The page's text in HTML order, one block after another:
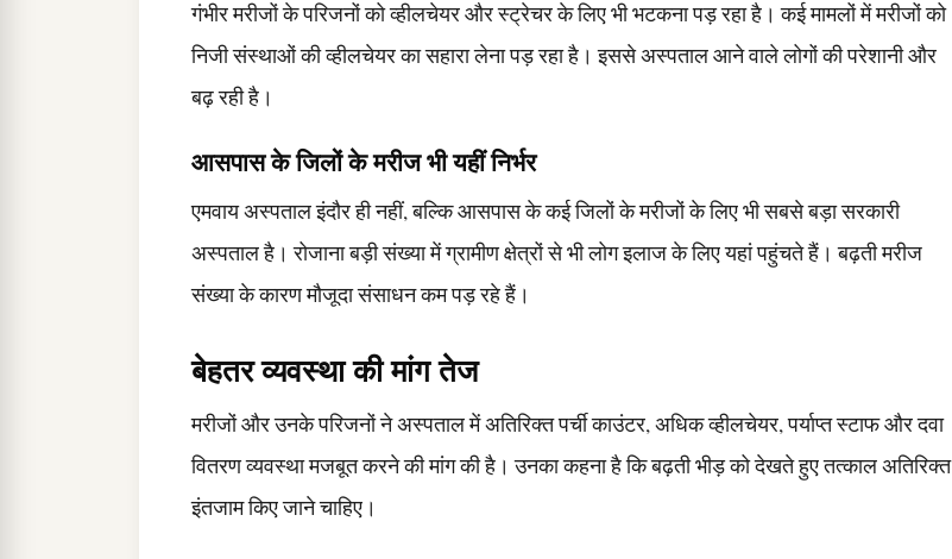
गंभीर मरीजों के परिजनों को व्हीलचेयर और स्ट्रेचर के लिए भी भटकना पड़ रहा है। कई मामलों में मरीजों को
निजी संस्थाओं की व्हीलचेयर का सहारा लेना पड़ रहा है। इससे अस्पताल आने वाले लोगों की परेशानी और
बढ़ रही है।
आसपास के जिलों के मरीज भी यहीं निर्भर
एमवाय अस्पताल इंदौर ही नहीं, बल्कि आसपास के कई जिलों के मरीजों के लिए भी सबसे बड़ा सरकारी
अस्पताल है। रोजाना बड़ी संख्या में ग्रामीण क्षेत्रों से भी लोग इलाज के लिए यहां पहुंचते हैं। बढ़ती मरीज
संख्या के कारण मौजूदा संसाधन कम पड़ रहे हैं।
बेहतर व्यवस्था की मांग तेज
मरीजों और उनके परिजनों ने अस्पताल में अतिरिक्त पर्ची काउंटर, अधिक व्हीलचेयर, पर्याप्त स्टाफ और दवा
वितरण व्यवस्था मजबूत करने की मांग की है। उनका कहना है कि बढ़ती भीड़ को देखते हुए तत्काल अतिरिक्त
इंतजाम किए जाने चाहिए।